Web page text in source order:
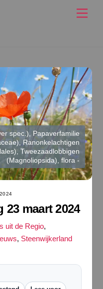
spec.), Papaverfamilie
Ranonkelachtigen
Tweezaadlobbigen
(Magnoliopsida), flora -
23 maart 2024
uit de Regio,
, Steenwijkerland